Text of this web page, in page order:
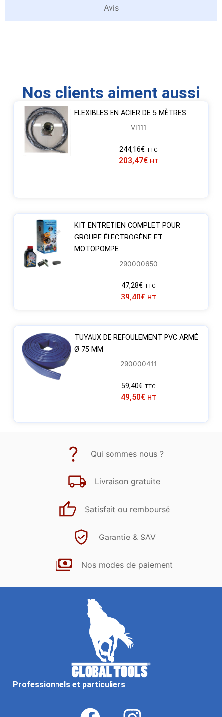
Avis
Nos clients aiment aussi
FLEXIBLES EN ACIER DE 5 MÈTRES
VI111
244,16€ TTC
203,47€ HT
KIT ENTRETIEN COMPLET POUR
GROUPE ÉLECTROGÈNE ET
MOTOPOMPE
290000650
47,28€ TTC
39,40€ HT
TUYAUX DE REFOULEMENT PVC ARMÉ
Ø 75 MM
290000411
59,40€ TTC
49,50€ HT
Qui sommes nous ?
Livraison gratuite
Satisfait ou remboursé
Garantie & SAV
Nos modes de paiement
Professionnels et particuliers